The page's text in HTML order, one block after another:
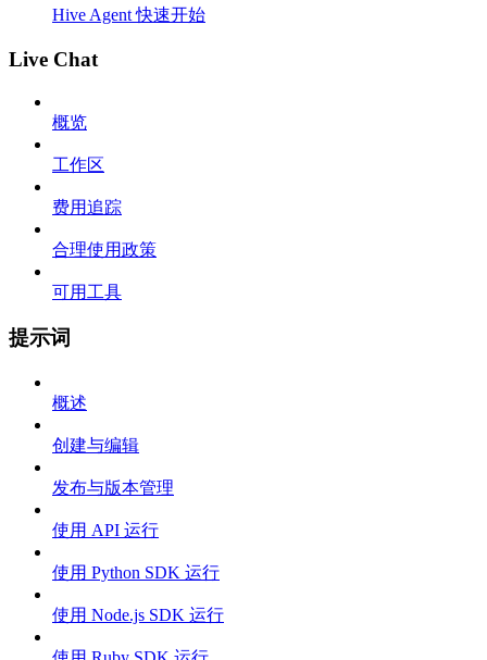
Hive Agent 快速开始
Live Chat
概览
工作区
费用追踪
合理使用政策
可用工具
提示词
概述
创建与编辑
发布与版本管理
使用 API 运行
使用 Python SDK 运行
使用 Node.js SDK 运行